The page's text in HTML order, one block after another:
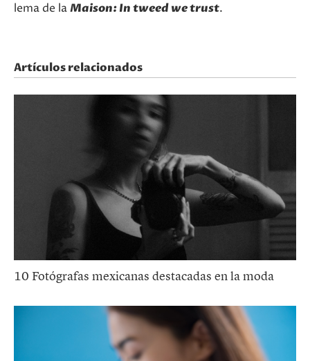
lema de laMaison:In tweed we trust.
Artículos relacionados
10 Fotógrafas mexicanas destacadas en la moda